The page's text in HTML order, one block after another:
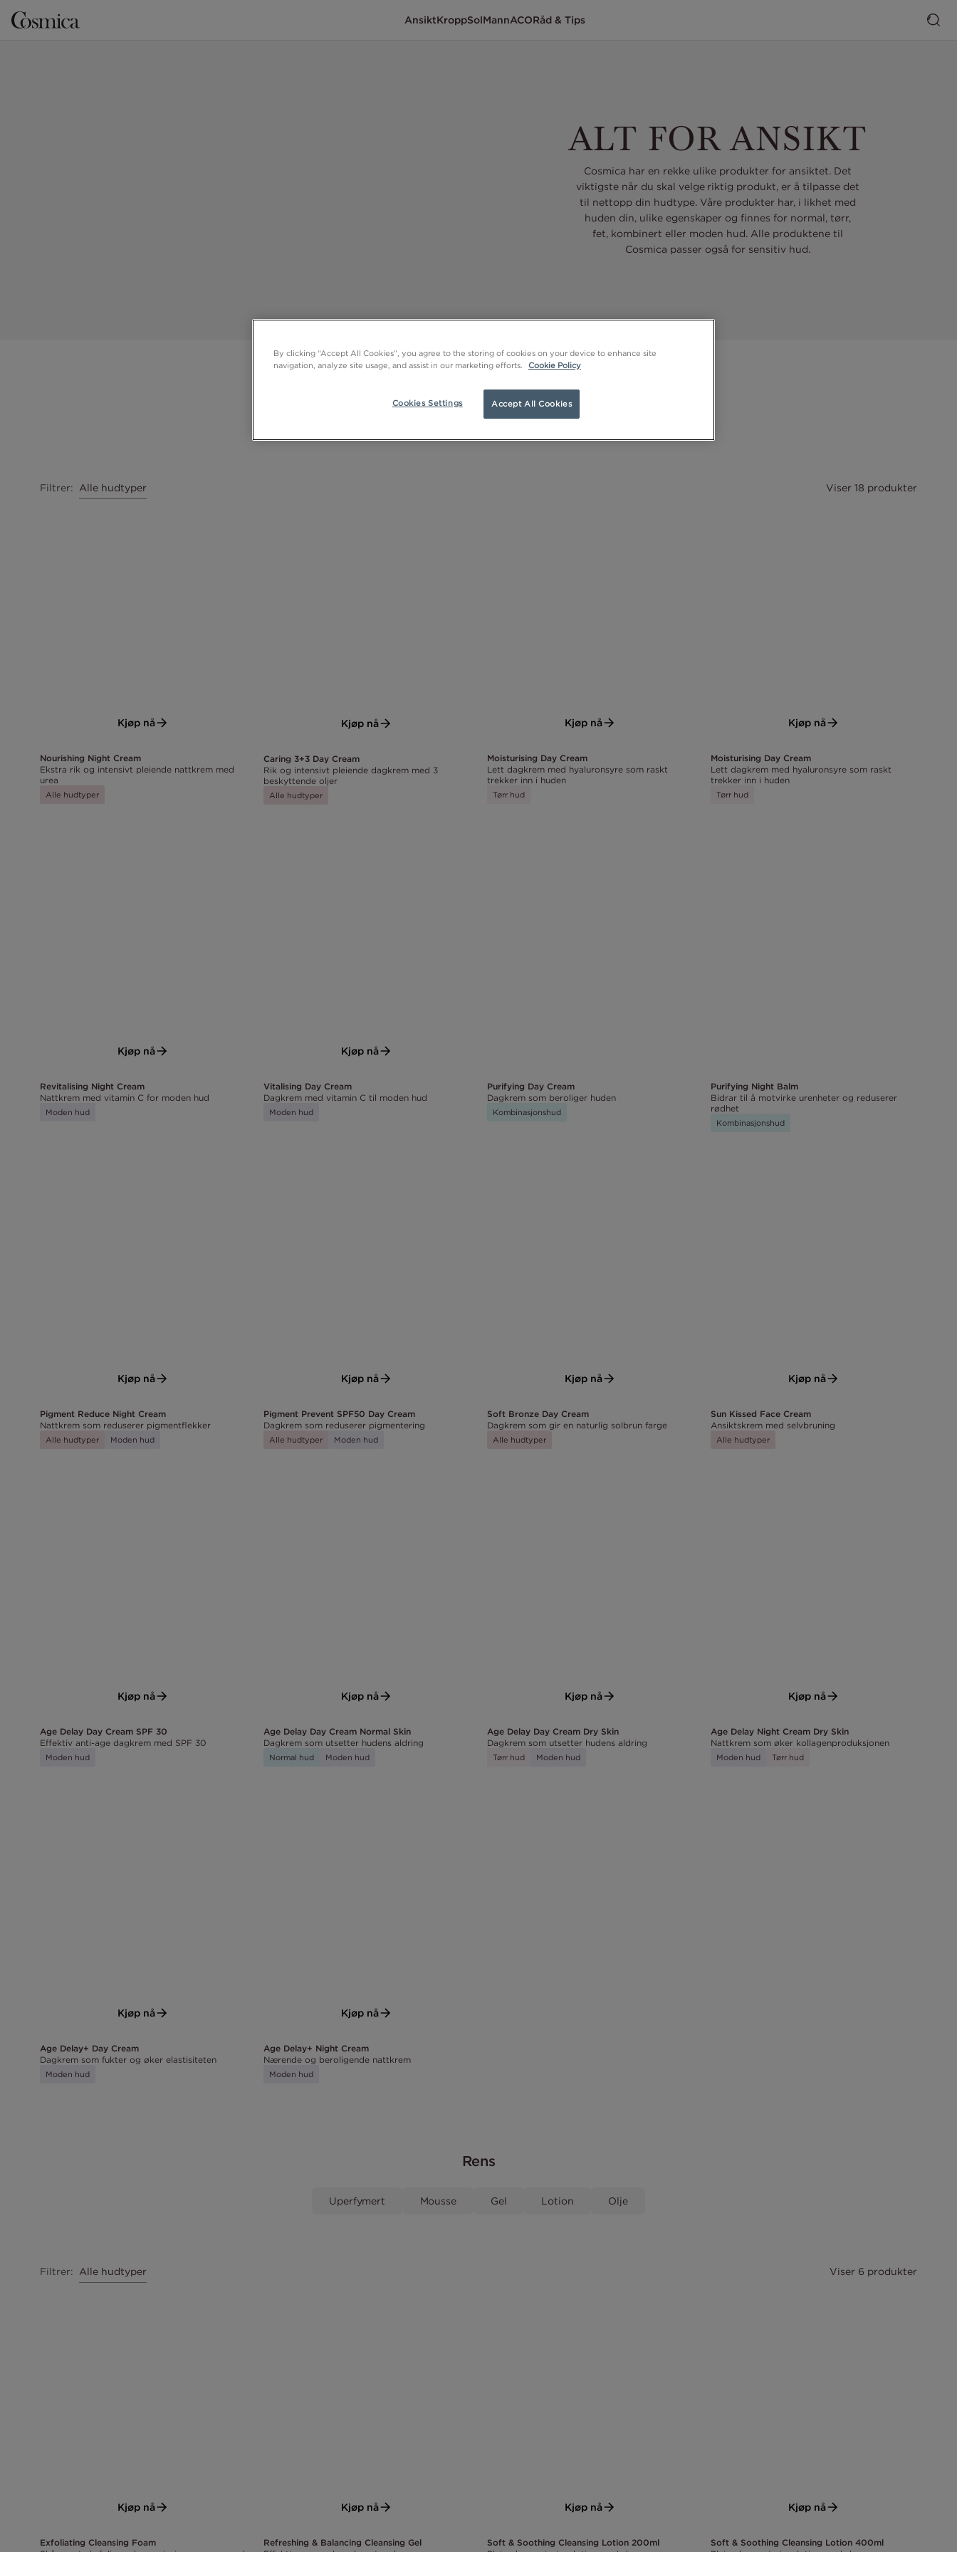
AnsiktKroppSolMannACORåd & Tips
ALT FOR ANSIKT
Cosmica har en rekke ulike produkter for ansiktet. Det
viktigste når du skal velge riktig produkt, er å tilpasse det
til nettopp din hudtype. Våre produkter har, i likhet med
huden din, ulike egenskaper og finnes for normal, tørr,
fet, kombinert eller moden hud. Alle produktene til
Cosmica passer også for sensitiv hud.
Dagkrem Anti-age
Filtrer: Alle hudtyper Viser 18 produkter
Kjøp nå
Nourishing Night Cream
Ekstra rik og intensivt pleiende nattkrem med
urea
Alle hudtyper
Kjøp nå
Caring 3+3 Day Cream
Rik og intensivt pleiende dagkrem med 3
beskyttende oljer
Alle hudtyper
Kjøp nå
Moisturising Day Cream
Lett dagkrem med hyaluronsyre som raskt
trekker inn i huden
Tørr hud
Kjøp nå
Moisturising Day Cream
Lett dagkrem med hyaluronsyre som raskt
trekker inn i huden
Tørr hud
Kjøp nå
Revitalising Night Cream
Nattkrem med vitamin C for moden hud
Moden hud
Kjøp nå
Vitalising Day Cream
Dagkrem med vitamin C til moden hud
Moden hud
Purifying Day Cream
Dagkrem som beroliger huden
Kombinasjonshud
Purifying Night Balm
Bidrar til å motvirke urenheter og reduserer
rødhet
Kombinasjonshud
Kjøp nå
Pigment Reduce Night Cream
Nattkrem som reduserer pigmentflekker
Alle hudtyper Moden hud
Kjøp nå
Pigment Prevent SPF50 Day Cream
Dagkrem som reduserer pigmentering
Alle hudtyper Moden hud
Kjøp nå
Soft Bronze Day Cream
Dagkrem som gir en naturlig solbrun farge
Alle hudtyper
Kjøp nå
Sun Kissed Face Cream
Ansiktskrem med selvbruning
Alle hudtyper
Kjøp nå
Age Delay Day Cream SPF 30
Effektiv anti-age dagkrem med SPF 30
Moden hud
Kjøp nå
Age Delay Day Cream Normal Skin
Dagkrem som utsetter hudens aldring
Normal hud Moden hud
Kjøp nå
Age Delay Day Cream Dry Skin
Dagkrem som utsetter hudens aldring
Tørr hud Moden hud
Kjøp nå
Age Delay Night Cream Dry Skin
Nattkrem som øker kollagenproduksjonen
Moden hud Tørr hud
Kjøp nå
Age Delay+ Day Cream
Dagkrem som fukter og øker elastisiteten
Moden hud
Kjøp nå
Age Delay+ Night Cream
Nærende og beroligende nattkrem
Moden hud
Rens
Uperfymert Mousse Gel Lotion Olje
Filtrer: Alle hudtyper Viser 6 produkter
Kjøp nå
Exfoliating Cleansing Foam
Kjøp nå
Refreshing & Balancing Cleansing Gel
Kjøp nå
Soft & Soothing Cleansing Lotion 200ml
Kjøp nå
Soft & Soothing Cleansing Lotion 400ml
By clicking “Accept All Cookies”, you agree to the storing of cookies on your device to enhance site
navigation, analyze site usage, and assist in our marketing efforts.
Cookie Policy
Cookies Settings Accept All Cookies